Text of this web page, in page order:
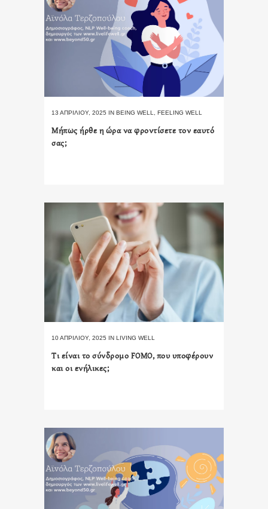
13 ΑΠΡΙΛΊΟΥ, 2025 IN BEING WELL FEELING WELL
Μήπως ήρθε η ώρα να φροντίσετε τον εαυτό
σας;
10 ΑΠΡΙΛΊΟΥ, 2025 IN LIVING WELL
Τι είναι το σύνδρομο FOMO, που υποφέρουν
και οι ενήλικες;